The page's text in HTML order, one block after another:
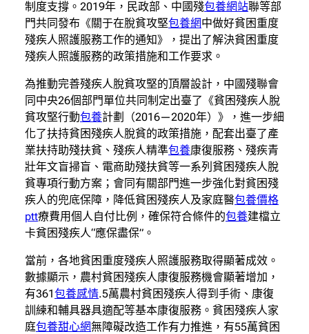
制度支撐。2019年，民政部、中國殘包養網站聯等部
門共同發布《關于在脫貧攻堅包養網中做好貧困重度
殘疾人照護服務工作的通知》，提出了解決貧困重度
殘疾人照護服務的政策措施和工作要求。
為推動完善殘疾人脫貧攻堅的頂層設計，中國殘聯會
同中央26個部門單位共同制定出臺了《貧困殘疾人脫
貧攻堅行動包養計劃（2016—2020年）》，進一步細
化了扶持貧困殘疾人脫貧的政策措施，配套出臺了產
業扶持助殘扶貧、殘疾人精準包養康復服務、殘疾青
壯年文盲掃盲、電商助殘扶貧等一系列貧困殘疾人脫
貧專項行動方案；會同有關部門進一步強化對貧困殘
疾人的兜底保障，降低貧困殘疾人及家庭醫包養價格
ptt療費用個人自付比例，確保符合條件的包養建檔立
卡貧困殘疾人“應保盡保”。
當前，各地貧困重度殘疾人照護服務取得顯著成效。
數據顯示，農村貧困殘疾人康復服務機會顯著增加，
有361包養感情.5萬農村貧困殘疾人得到手術、康復
訓練和輔具器具適配等基本康復服務。貧困殘疾人家
庭包養甜心網無障礙改造工作有力推進，有55萬貧困